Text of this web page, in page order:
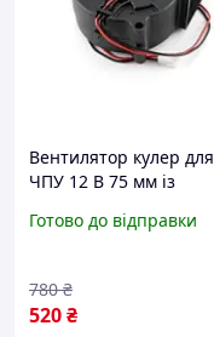
Вентилятор кулер для
ЧПУ 12 В 75 мм із
охолодження 3D-
FLAME
Готово до відправки
520₴
780 ₴